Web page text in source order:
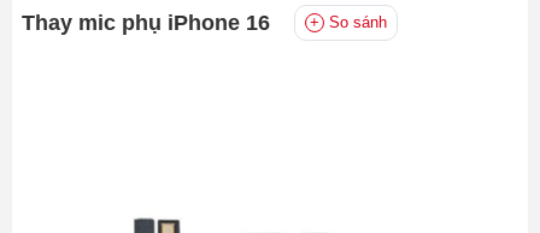
Thay mic phụ iPhone 16 So sánh